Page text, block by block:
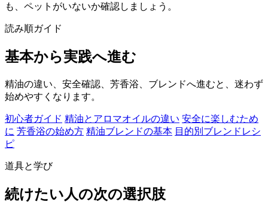
も、ペットがいないか確認しましょう。
読み順ガイド
基本から実践へ進む
精油の違い、安全確認、芳香浴、ブレンドへ進むと、迷わず
始めやすくなります。
初心者ガイド 精油とアロマオイルの違い 安全に楽しむため
に 芳香浴の始め方 精油ブレンドの基本 目的別ブレンドレシ
ピ
道具と学び
続けたい人の次の選択肢